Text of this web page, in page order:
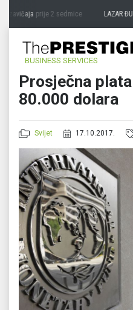
zavičajaprije 2 sedmice LAZAR
BUSINESS SERVICES
Prosječna
80.000 dolara
Svijet 17.10.2017.